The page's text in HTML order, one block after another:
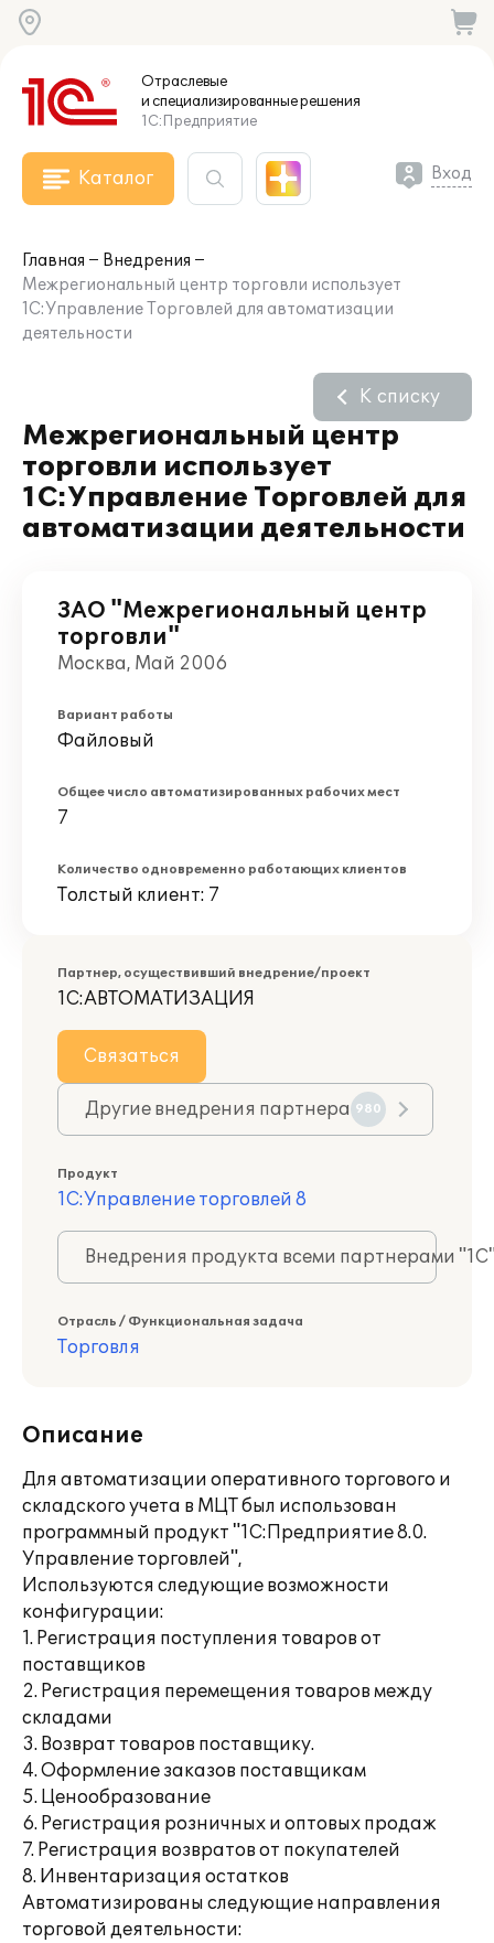
Отраслевые
и специализированныерешения
1С:Предприятие
Каталог Вход
Главная
Внедрения
Межрегиональный центр торговли использует
1С:Управление Торговлей для автоматизации
деятельности
Межрегиональный центр
торговли использует
1С:Управление Торговлей для
автоматизации деятельности
К списку
ЗАО "Межрегиональный центр
торговли"
Москва, Май 2006
Вариант работы
Файловый
Общее число автоматизированных рабочих мест
7
Количество одновременно работающих клиентов
Толстый клиент: 7
Партнер, осуществивший внедрение/проект
1С:АВТОМАТИЗАЦИЯ
Связаться
Другие внедрения партнера 980
Продукт
1С:Управление торговлей 8
Внедрения продукта всеми партнерами
Отрасль / Функциональная задача
Торговля
Описание
Для автоматизации оперативного торгового и
складского учета в МЦТ был использован
программный продукт "1С:Предприятие 8.0.
Управление торговлей",
Используются следующие возможности
конфигурации:
1. Регистрация поступления товаров от
поставщиков
2. Регистрация перемещения товаров между
складами
3. Возврат товаров поставщику.
4. Оформление заказов поставщикам
5. Ценообразование
6. Регистрация розничных и оптовых продаж
7. Регистрация возвратов от покупателей
8. Инвентаризация остатков
Автоматизированы следующие направления
торговой деятельности: